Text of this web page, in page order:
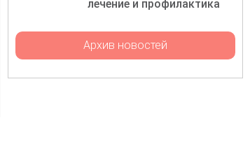
лечение и профилактика
Архив новостей